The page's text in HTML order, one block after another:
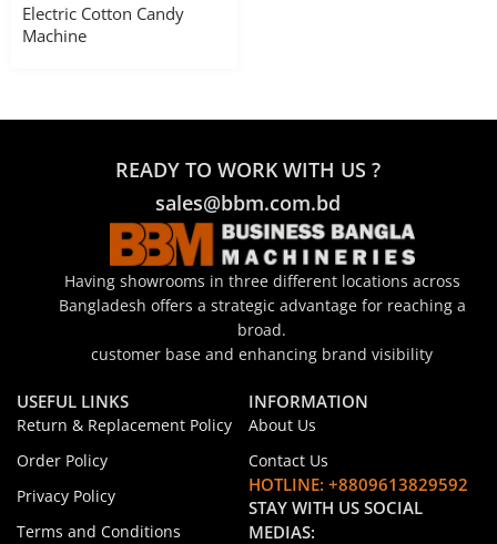
Electric Cotton Candy
Machine
READY TO WORK WITH US ?
sales@bbm.com.bd
Having showrooms in three different locations across
Bangladesh offers a strategic advantage for reaching a
broad.
customer base and enhancing brand visibility
USEFUL LINKS
Return & Replacement Policy
Order Policy
Privacy Policy
Terms and Conditions
INFORMATION
About Us
Contact Us
HOTLINE: +8809613829592
STAY WITH US SOCIAL
MEDIAS: